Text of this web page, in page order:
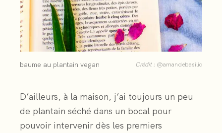
baume au plantain vegan Crédit : @amandebasilic
D’ailleurs, à la maison, j’ai toujours un peu
de plantain séché dans un bocal pour
pouvoir intervenir dès les premiers